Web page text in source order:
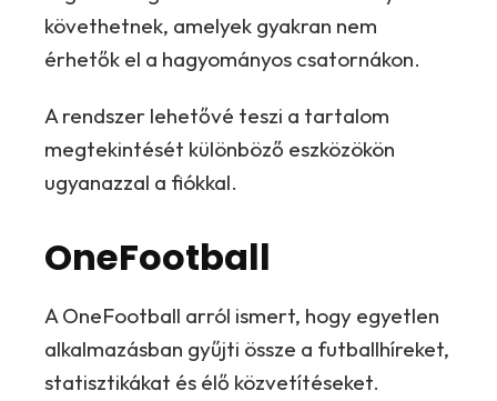
követhetnek, amelyek gyakran nem
érhetők el a hagyományos csatornákon.
A rendszer lehetővé teszi a tartalom
megtekintését különböző eszközökön
ugyanazzal a fiókkal.
OneFootball
A OneFootball arról ismert, hogy egyetlen
alkalmazásban gyűjti össze a futballhíreket,
statisztikákat és élő közvetítéseket.